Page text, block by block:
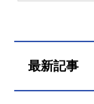
最新記事